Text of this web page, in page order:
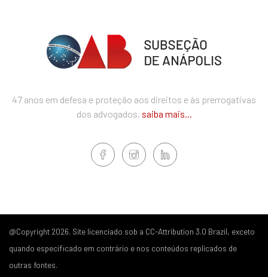
47 anos em defesa e proteção aos direitos e às prerrogativas
dos advogados. saiba mais...
@Copyright 2026. Site licenciado sob a CC-Attribution 3.0 Brazil, exceto
quando especificado em contrário e nos conteúdos replicados de
outras fontes.